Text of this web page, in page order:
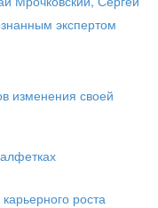
экспертом
изменения своей
роста